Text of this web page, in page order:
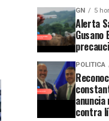
GN 5
Alerta
POLITICA
contra